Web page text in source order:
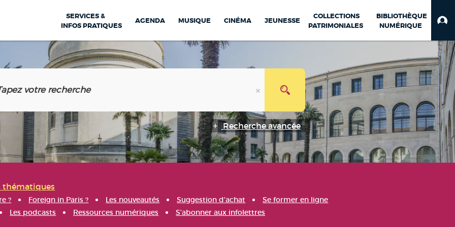
SERVICES &
INFOS PRATIQUES
AGENDA MUSIQUE CINÉMA JEUNESSE
COLLECTIONS
PATRIMONIALES
BIBLIOTHÈQUE
NUMÉRIQUE
Recherche avancée
thématiques
? Foreign in Paris ? Les nouveautés Suggestion d'achat
Se former en ligne
Les podcasts Ressources numériques S'abonner aux infolettres